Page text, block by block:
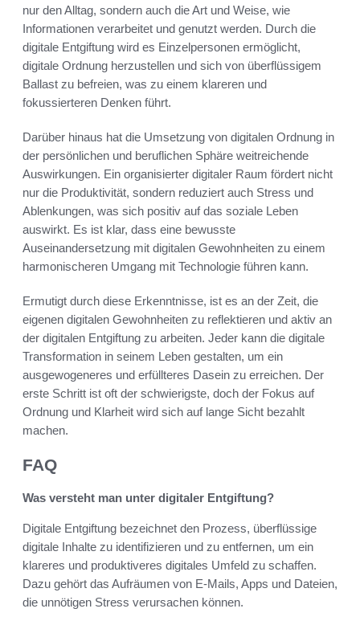
nur den Alltag, sondern auch die Art und Weise, wie
Informationen verarbeitet und genutzt werden. Durch die
digitale Entgiftung wird es Einzelpersonen ermöglicht,
digitale Ordnung herzustellen und sich von überflüssigem
Ballast zu befreien, was zu einem klareren und
fokussierteren Denken führt.
Darüber hinaus hat die Umsetzung von digitalen Ordnung in
der persönlichen und beruflichen Sphäre weitreichende
Auswirkungen. Ein organisierter digitaler Raum fördert nicht
nur die Produktivität, sondern reduziert auch Stress und
Ablenkungen, was sich positiv auf das soziale Leben
auswirkt. Es ist klar, dass eine bewusste
Auseinandersetzung mit digitalen Gewohnheiten zu einem
harmonischeren Umgang mit Technologie führen kann.
Ermutigt durch diese Erkenntnisse, ist es an der Zeit, die
eigenen digitalen Gewohnheiten zu reflektieren und aktiv an
der digitalen Entgiftung zu arbeiten. Jeder kann die digitale
Transformation in seinem Leben gestalten, um ein
ausgewogeneres und erfüllteres Dasein zu erreichen. Der
erste Schritt ist oft der schwierigste, doch der Fokus auf
Ordnung und Klarheit wird sich auf lange Sicht bezahlt
machen.
FAQ
Was versteht man unter digitaler Entgiftung?
Digitale Entgiftung bezeichnet den Prozess, überflüssige
digitale Inhalte zu identifizieren und zu entfernen, um ein
klareres und produktiveres digitales Umfeld zu schaffen.
Dazu gehört das Aufräumen von E-Mails, Apps und Dateien,
die unnötigen Stress verursachen können.